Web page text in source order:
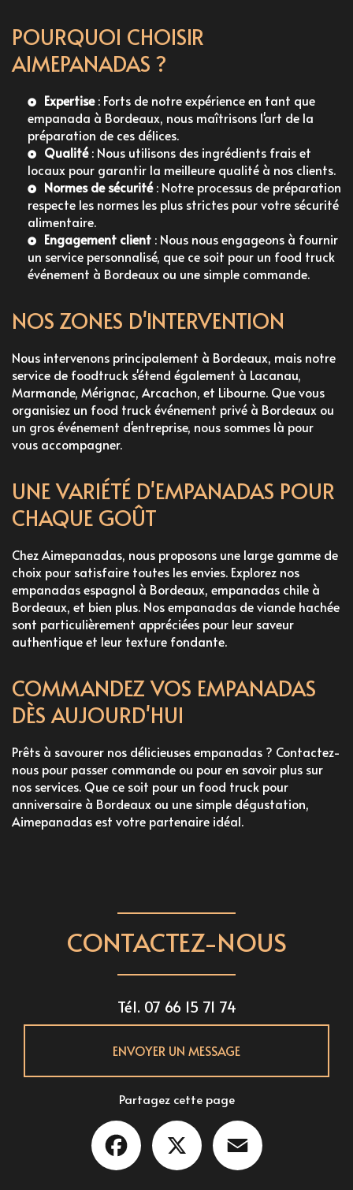
POURQUOI CHOISIR
AIMEPANADAS ?
Expertise: Forts de notre expérience en tant que
empanada à Bordeaux, nous maîtrisons l'art de la
préparation de ces délices.
Qualité: Nous utilisons des ingrédients frais et
locaux pour garantir la meilleure qualité à nos clients.
Normes de sécurité: Notre processus de préparation
respecte les normes les plus strictes pour votre sécurité
alimentaire.
Engagement client : Nous nous engageons à fournir
un service personnalisé, que ce soit pour un food truck
événement à Bordeaux ou une simple commande.
NOS ZONES D'INTERVENTION
Nous intervenons principalement à Bordeaux, mais notre
service de foodtruck s'étend également à Lacanau,
Marmande, Mérignac, Arcachon, et Libourne. Que vous
organisiez un food truck événement privé à Bordeaux ou
un gros événement d'entreprise, nous sommes là pour
vous accompagner.
UNE VARIÉTÉ D'EMPANADAS POUR
CHAQUE GOÛT
Chez Aimepanadas, nous proposons une large gamme de
choix pour satisfaire toutes les envies. Explorez nos
empanadas espagnol à Bordeaux, empanadas chile à
Bordeaux, et bien plus. Nos empanadas de viande hachée
sont particulièrement appréciées pour leur saveur
authentique et leur texture fondante.
COMMANDEZ VOS EMPANADAS
DÈS AUJOURD'HUI
Prêts à savourer nos délicieuses empanadas ? Contactez-
nous pour passer commande ou pour en savoir plus sur
nos services. Que ce soit pour un food truck pour
anniversaire à Bordeaux ou une simple dégustation,
Aimepanadas est votre partenaire idéal.
CONTACTEZ-NOUS
Tél. 07 66 15 71 74
ENVOYER UN MESSAGE
Partagez cette page
Facebook